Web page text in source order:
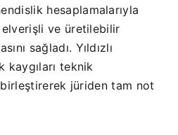
hesaplamalarıyla
ve üretilebilir
sağladı. Yıldızlı
teknik
jüriden tam not